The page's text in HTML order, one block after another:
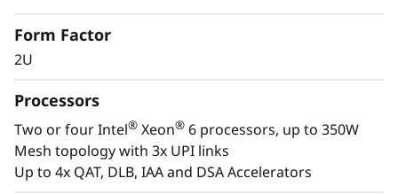
m
a
CRM, plataformas de inteligencia empresarial y
ThinkSystem SR850 V4 está diseñado para
escalarse horizontal y verticalmente, con un
motor optimizado para el máximo rendimiento
que ejecuta sus cargas de trabajo y da impulso
a su empresa. Con hasta cuatro procesadores
Form Factor
2U
Processors
Two or four Intel® Xeon® 6 processors, up to 350W
Mesh topology with 3x UPI links
Up to 4x QAT, DLB, IAA and DSA Accelerators